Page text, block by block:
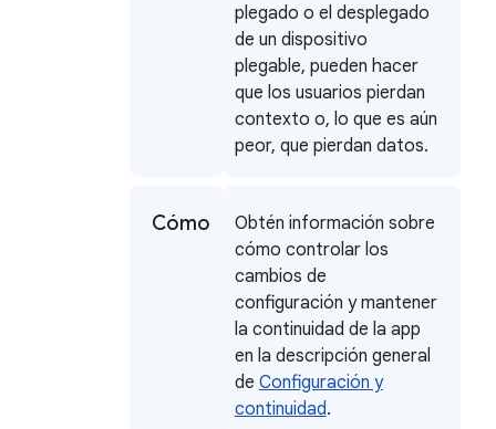
plegado o el desplegado
de un dispositivo
plegable, pueden hacer
que los usuarios pierdan
contexto o, lo que es aún
peor, que pierdan datos.
Cómo
Obtén información sobre
cómo controlar los
cambios de
configuración y mantener
la continuidad de la app
en la descripción general
de Configuración y
continuidad.